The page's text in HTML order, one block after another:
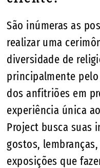
São inúmeras as
realizar uma
diversidade de
principalmente pelo
dos anfitriões em
experiência única
Project busca suas
gostos,
exposições que